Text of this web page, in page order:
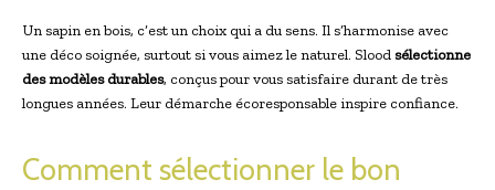
Un sapin en bois, c’est un choix qui a du sens. Il s’harmonise avec
une déco soignée, surtout si vous aimez le naturel. Sloodsélectionne
des modèles durables, conçus pour vous satisfaire durant de très
longues années. Leur démarche écoresponsable inspire confiance.
Comment sélectionner le bon